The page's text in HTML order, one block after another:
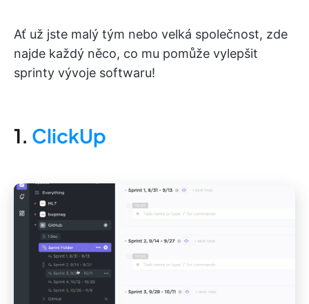
Ať už jste malý tým nebo velká společnost, zde
najde každý něco, co mu pomůže vylepšit
sprinty vývoje softwaru!
1. ClickUp